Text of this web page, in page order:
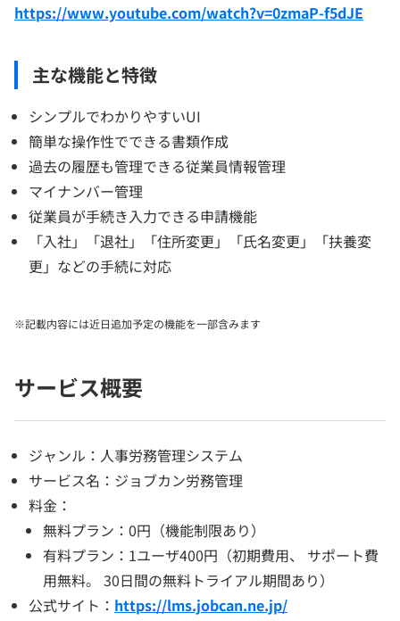
https://www.youtube.com/watch?v=0zmaP-f5dJE
主な機能と特徴
シンプルでわかりやすいUI
簡単な操作性でできる書類作成
過去の履歴も管理できる従業員情報管理
マイナンバー管理
従業員が手続き入力できる申請機能
「入社」「退社」「住所変更」「氏名変更」「扶養変
更」などの手続に対応
※記載内容には近日追加予定の機能を一部含みます
サービス概要
ジャンル：人事労務管理システム
サービス名：ジョブカン労務管理
料金：
無料プラン：0円（機能制限あり）
有料プラン：1ユーザ400円（初期費用、 サポート費
用無料。 30日間の無料トライアル期間あり）
公式サイト： https://lms.jobcan.ne.jp/